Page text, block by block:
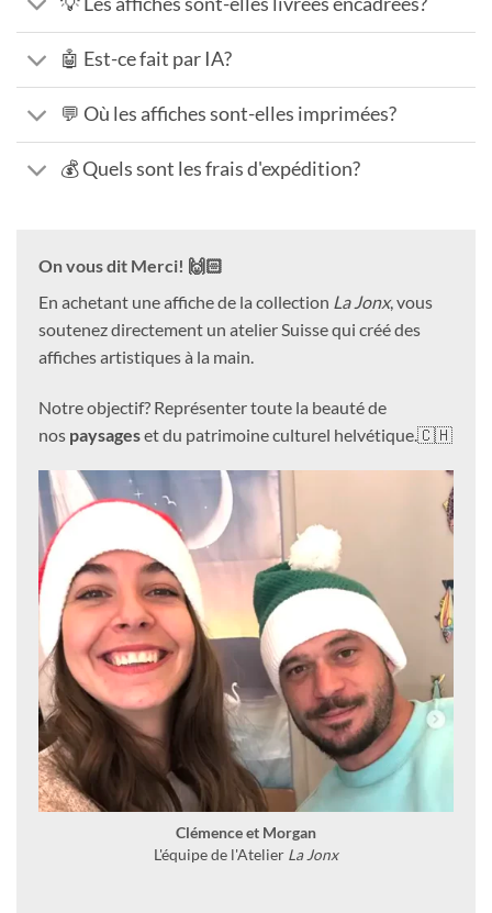
🤖 Est-ce fait par IA?
💬 Où les affiches sont-elles imprimées?
💰 Quels sont les frais d'expédition?
On vous dit Merci! 🙌🏻
En achetant une affiche de la collection La Jonx, vous
soutenez directement un atelier Suisse qui créé des
affiches artistiques à la main.
Notre objectif? Représenter toute la beauté de
nos paysageset du patrimoine culturel helvétique.🇨🇭
Clémence et Morgan
L'équipe de l'Atelier La Jonx